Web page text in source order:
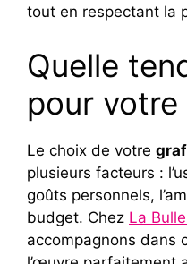
tout en respectant la
Quelle
pour votre
Le choix de votre
plusieurs facteurs :
goûts personnels,
budget. Chez La
accompagnons dans